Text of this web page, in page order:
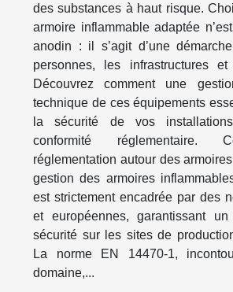
des substances à haut risque.
armoire inflammable adaptée
anodin : il s’agit d’une
personnes, les infrastructures et
Découvrez comment une
technique de ces équipements
la sécurité de vos
conformité réglementaire.
réglementation autour des
gestion des armoires
est strictement encadrée par des
et européennes, garantissant
sécurité sur les sites de
La norme EN 14470-1,
domaine,...